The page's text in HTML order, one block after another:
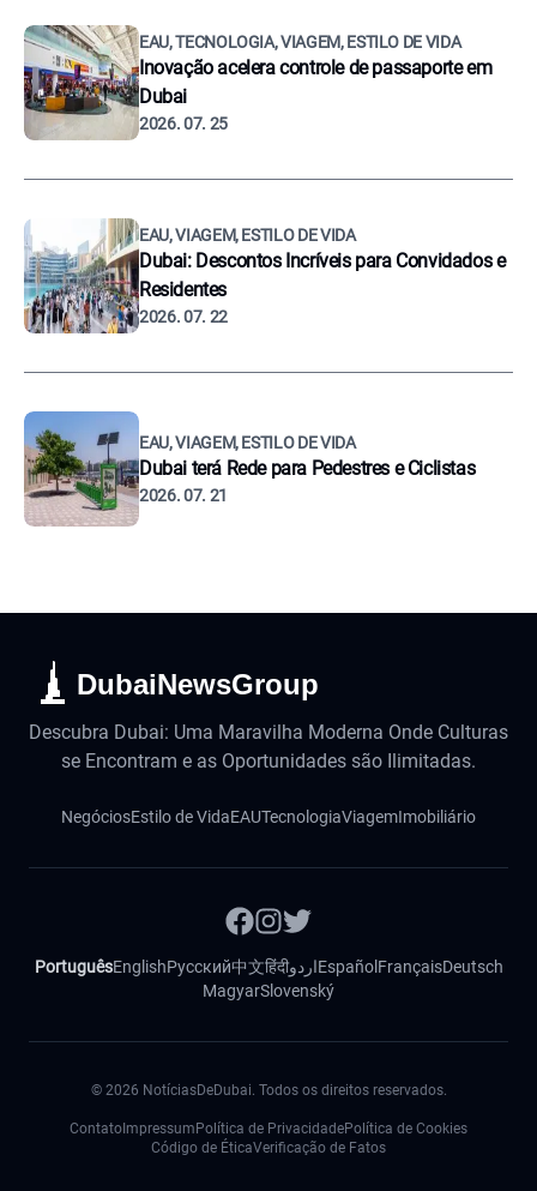
EAU, TECNOLOGIA, VIAGEM, ESTILO DE VIDA
Inovação acelera controle de passaporte em
Dubai
2026. 07. 25
EAU, VIAGEM, ESTILO DE VIDA
Dubai: Descontos Incríveis para Convidados e
Residentes
2026. 07. 22
EAU, VIAGEM, ESTILO DE VIDA
Dubai terá Rede para Pedestres e Ciclistas
2026. 07. 21
DubaiNewsGroup
Descubra Dubai: Uma Maravilha Moderna Onde Culturas
se Encontram e as Oportunidades são Ilimitadas.
NegóciosEstilo de VidaEAUTecnologiaViagemImobiliário
PortuguêsEnglishРусский中文हिंदीاردوEspañol FrançaisDeutsch
MagyarSlovenský
© 2026 NotíciasDeDubai. Todos os direitos reservados.
Contato Impressum Política de PrivacidadePolítica de Cookies
Código de ÉticaVerificação de Fatos